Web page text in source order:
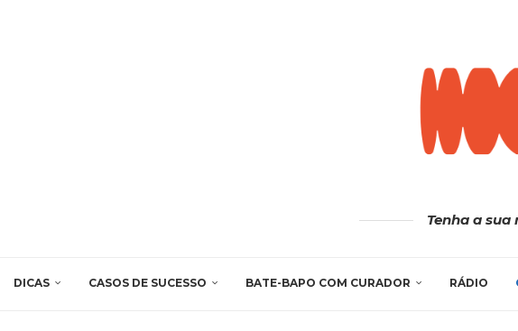
Tenha a
DICAS CASOS DE SUCESSO BATE-BAPO COM CURADOR RÁDIO